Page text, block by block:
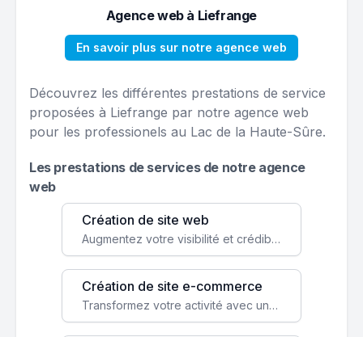
Agence web à Liefrange
En savoir plus sur notre agence web
Découvrez les différentes prestations de service
proposées à Liefrange par notre agence web
pour les professionels au Lac de la Haute-Sûre.
Les prestations de services de notre agence
web
Création de site web
Augmentez votre visibilité et crédibilité en ligne avec un site web performant, conçu pour attirer plus de clients.
Création de site e-commerce
Transformez votre activité avec une boutique en ligne, accessible à l'échelle mondiale 24/7.